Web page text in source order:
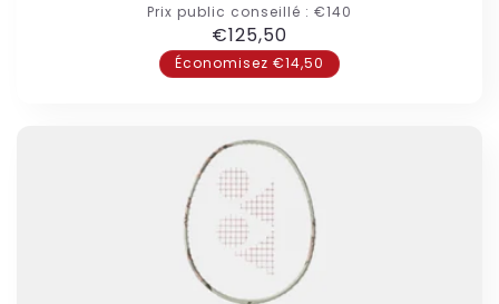
Prix public conseillé : €140
Prix
habituel
€125,50
Économisez €14,50